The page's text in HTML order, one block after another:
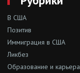
В США
Позитив
Иммиграция в США
Ликбез
Образование и карьера